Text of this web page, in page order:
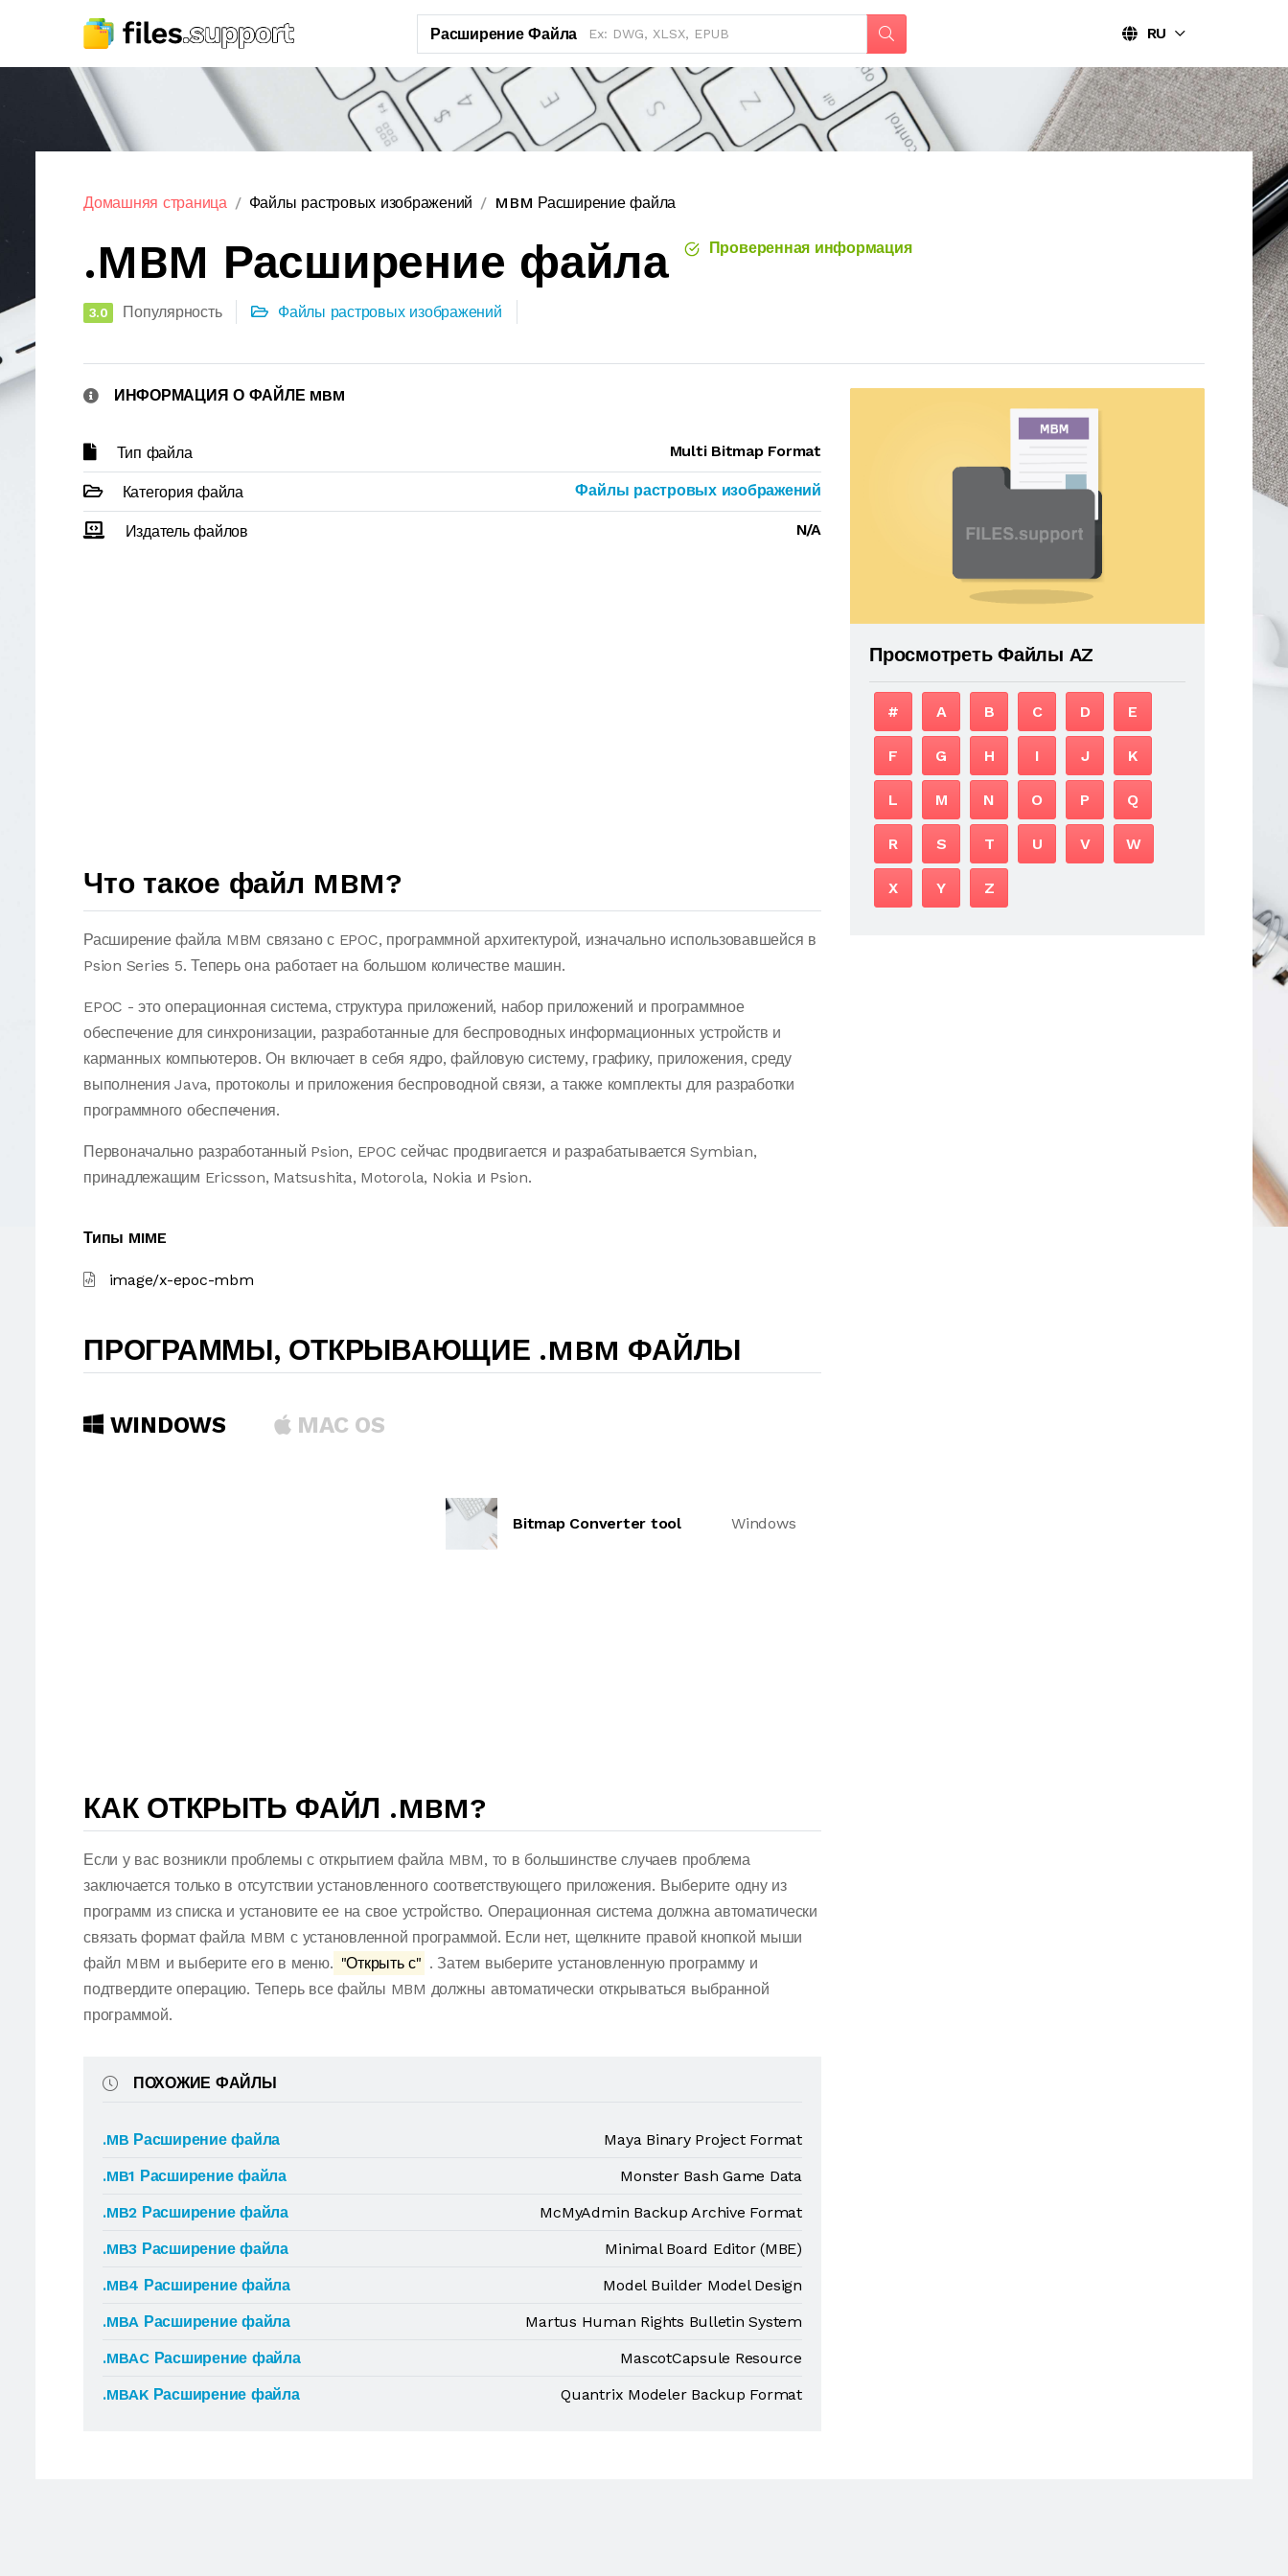
Расширение Файла RU
Домашняя страница Файлы растровых изображений MBM Расширение файла
.MBM Расширение файла Проверенная информация
3.0 Популярность Файлы растровых изображений
ИНФОРМАЦИЯ О ФАЙЛЕ MBM
Тип файла Multi Bitmap Format
Категория файла Файлы растровых изображений
Издатель файлов N/A
Что такое файл MBM?
Расширение файла MBM связано с EPOC, программной архитектурой, изначально использовавшейся в
Psion Series 5. Теперь она работает на большом количестве машин.
EPOC - это операционная система, структура приложений, набор приложений и программное
обеспечение для синхронизации, разработанные для беспроводных информационных устройств и
карманных компьютеров. Он включает в себя ядро, файловую систему, графику, приложения, среду
выполнения Java, протоколы и приложения беспроводной связи, а также комплекты для разработки
программного обеспечения.
Первоначально разработанный Psion, EPOC сейчас продвигается и разрабатывается Symbian,
принадлежащим Ericsson, Matsushita, Motorola, Nokia и Psion.
Типы MIME
image/x-epoc-mbm
ПРОГРАММЫ, ОТКРЫВАЮЩИЕ .MBM ФАЙЛЫ
WINDOWS MAC OS
Bitmap Converter tool Windows
КАК ОТКРЫТЬ ФАЙЛ .MBM?
Если у вас возникли проблемы с открытием файла MBM, то в большинстве случаев проблема
заключается только в отсутствии установленного соответствующего приложения. Выберите одну из
программ из списка и установите ее на свое устройство. Операционная система должна автоматически
связать формат файла MBM с установленной программой. Если нет, щелкните правой кнопкой мыши
файл MBM и выберите его в меню. "Открыть с" . Затем выберите установленную программу и
подтвердите операцию. Теперь все файлы MBM должны автоматически открываться выбранной
программой.
ПОХОЖИЕ ФАЙЛЫ
.MB Расширение файла
Maya Binary Project Format
.MB1 Расширение файла
Monster Bash Game Data
.MB2 Расширение файла
McMyAdmin Backup Archive Format
.MB3 Расширение файла
Minimal Board Editor (MBE)
.MB4 Расширение файла
Model Builder Model Design
.MBA Расширение файла
Martus Human Rights Bulletin System
.MBAC Расширение файла
MascotCapsule Resource
.MBAK Расширение файла
Quantrix Modeler Backup Format
Просмотреть Файлы AZ
# A B C D E
F G H I J K
L M N O P Q
R S T U V W
X Y Z